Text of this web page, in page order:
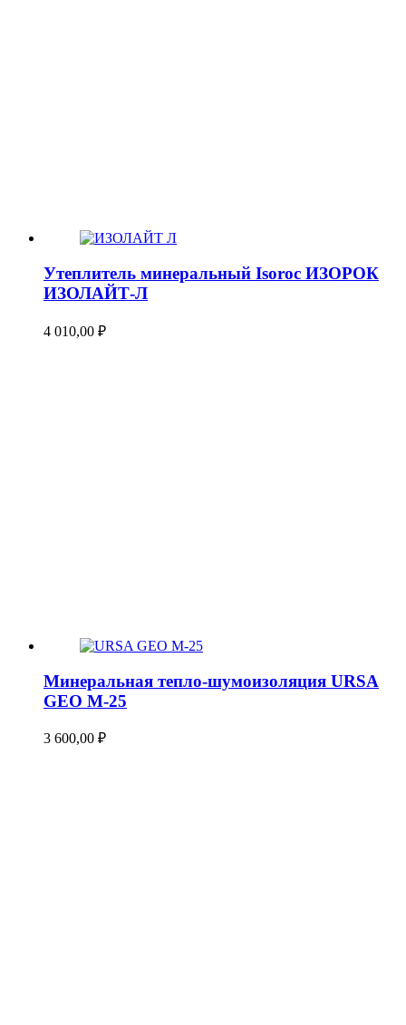
Утеплитель минеральный Isoroc ИЗОРОК
ИЗОЛАЙТ-Л
4 010,00 ₽
Минеральная тепло-шумоизоляция URSA
GEO М-25
3 600,00 ₽